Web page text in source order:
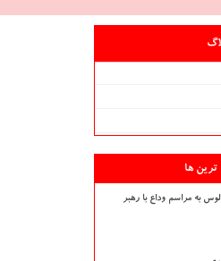
ترین ها
به مراسم وداع با رهبر